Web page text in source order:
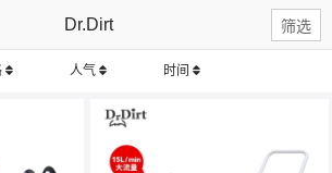
Dr.Dirt 筛选
人气 时间